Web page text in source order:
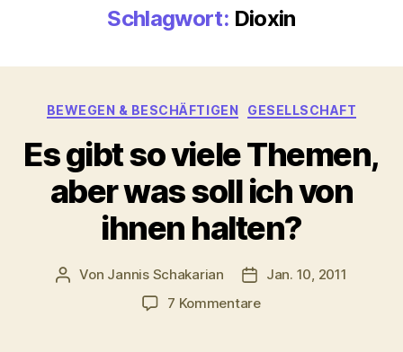
Schlagwort: Dioxin
Kategorien
BEWEGEN & BESCHÄFTIGEN GESELLSCHAFT
Es gibt so viele Themen,
aber was soll ich von
ihnen halten?
Beitragsautor
Von Jannis Schakarian
Jan. 10, 2011
7 Kommentarezu